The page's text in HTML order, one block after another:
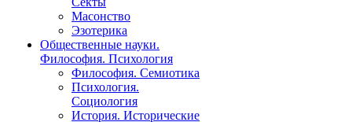
Масонство
Эзотерика
Общественные науки.
Философия. Психология
Философия. Семиотика
Психология.
Социология
История. Исторические